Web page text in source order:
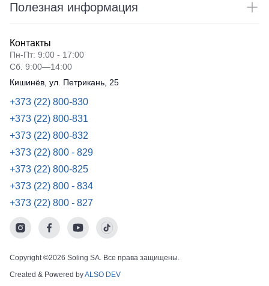
Полезная информация
Контакты
Пн-Пт: 9:00 - 17:00
Сб. 9:00—14:00
Кишинёв, ул. Петрикань, 25
+373 (22) 800-830
+373 (22) 800-831
+373 (22) 800-832
+373 (22) 800 - 829
+373 (22) 800-825
+373 (22) 800 - 834
+373 (22) 800 - 827
Copyright ©2026 Soling SA. Все права защищены.
Created & Powered byALSO DEV